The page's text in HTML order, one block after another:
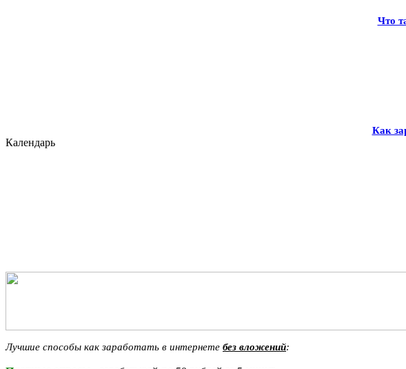
Что
Как
Календарь
Лучшие способы как заработать в интернете без вложений: